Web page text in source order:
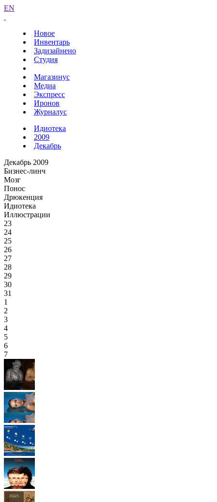
EN
Новое
Инвентарь
Задизайнено
Студия
Магазинус
Медиа
Экспресс
Иронов
Журналус
Идиотека
2009
Декабрь
Декабрь 2009
Бизнес-линч
Мозг
Понос
Дрюкенция
Идиотека
Иллюстрации
23
24
25
26
27
28
29
30
31
1
2
3
4
5
6
7